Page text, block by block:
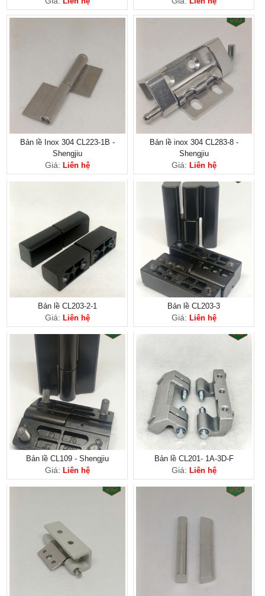
Bản lề Inox 304 CL223-1B -
Shengjiu
Giá: Liên hệ
Bản lề inox 304 CL283-8 -
Shengjiu
Giá: Liên hệ
Bản lề CL203-2-1
Giá: Liên hệ
Bản lề CL203-3
Giá: Liên hệ
Bản lề CL109 - Shengjiu
Giá: Liên hệ
Bản lề CL201- 1A-3D-F
Giá: Liên hệ